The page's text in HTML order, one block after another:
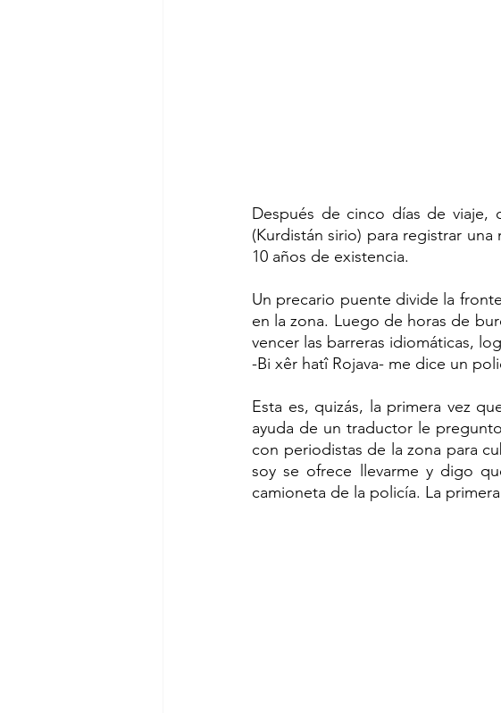
Después de cinco días de viaje,
(Kurdistán sirio) para registrar
10 años de existencia.
Un precario puente divide la
en la zona. Luego de horas de
vencer las barreras idiomáticas,
-Bi xêr hatî Rojava- me dice un
Esta es, quizás, la primera vez
ayuda de un traductor le
con periodistas de la zona para
soy se ofrece llevarme y digo
camioneta de la policía. La